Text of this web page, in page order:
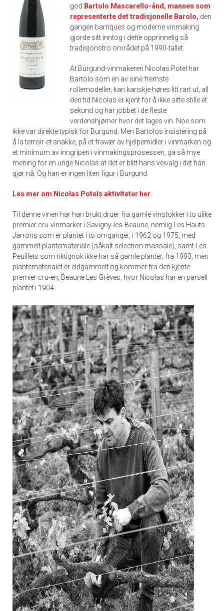
god Bartolo Mascarello-ånd, mannen som
representerte det tradisjonelle Barolo, den
gangen barriques og moderne vinmaking
gjorde sitt inntog i dette opprinnelig så
tradisjonstro området på 1990-tallet.
At Burgund-vinmakeren Nicolas Potel har
Bartolo som en av sine fremste
rollemodeller, kan kanskje høres litt rart ut, all
den tid Nicolas er kjent for å ikke sitte stille et
sekund og har jobbet i de fleste
verdenshjørner hvor det lages vin. Noe som
ikke var direkte typisk for Burgund. Men Bartolos insistering på
å la terroir-et snakke, på et fravær av hjelpemidler i vinmarken og
et minimum av inngripen i vinmakingsprosessen, ga så mye
mening for en unge Nicolas at det er blitt hans veivalg i det han
gjør nå. Og han er ingen liten figur i Burgund.
Les mer om Nicolas Potels aktiviteter her
Til denne vinen har han brukt druer fra gamle vinstokker i to ulike
premier cru-vinmarker i Savigny-les-Beaune, nemlig Les Hauts
Jarrons som er plantet i to omganger, i 1962 og 1975, med
gammelt plantemateriale (såkalt selection massale), samt Les
Peuillets som riktignok ikke har så gamle planter, fra 1993, men
plantematerialet er eldgammelt og kommer fra den kjente
premier cru-en, Beaune Les Grèves, hvor Nicolas har en parsell
plantet i 1904.